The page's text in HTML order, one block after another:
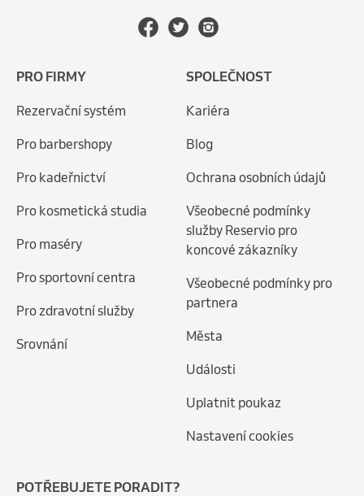
PRO FIRMY
Rezervační systém
Pro barbershopy
Pro kadeřnictví
Pro kosmetická studia
Pro maséry
Pro sportovní centra
Pro zdravotní služby
Srovnání
SPOLEČNOST
Kariéra
Blog
Ochrana osobních údajů
Všeobecné podmínky
služby Reservio pro
koncové zákazníky
Všeobecné podmínky pro
partnera
Města
Události
Uplatnit poukaz
Nastavení cookies
POTŘEBUJETE PORADIT?